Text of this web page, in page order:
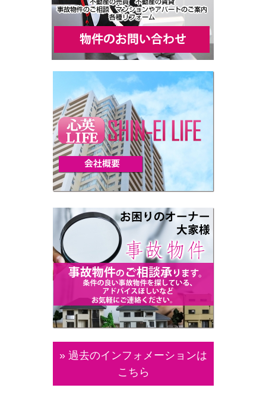
» 過去のインフォメーションは
こちら